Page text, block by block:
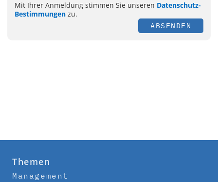
Mit Ihrer Anmeldung stimmen Sie unseren Datenschutz-
Bestimmungen zu.
ABSENDEN
Themen
Management